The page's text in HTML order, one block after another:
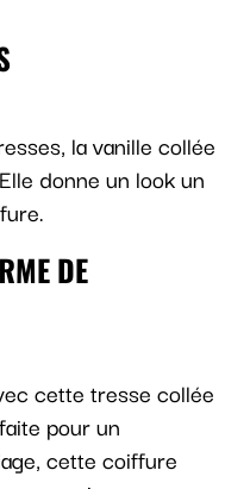
la vanille collée
donne un look un
DE
cette tresse collée
pour un
cette coiffure